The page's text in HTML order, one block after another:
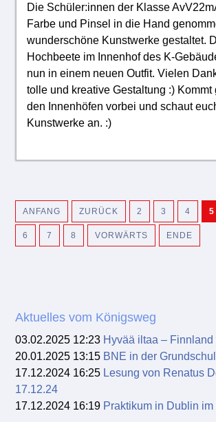
Die Schüler:innen der Klasse
Farbe und Pinsel in die Hand
wunderschöne Kunstwerke gestaltet.
Hochbeete im Innenhof des K-
nun in einem neuen Outfit. Vielen
tolle und kreative Gestaltung :) Kommt
den Innenhöfen vorbei und schaut
Kunstwerke an. :)
ANFANG ZURÜCK 2 3 4 5
6 7 8 VORWÄRTS ENDE
Aktuelles vom Königsweg
03.02.2025 12:23 Hyvää iltaa – Finnland
20.01.2025 13:15 BNE in der
17.12.2024 16:25 Lesung von Renatus
17.12.24
17.12.2024 16:19 Praktikum in Dublin